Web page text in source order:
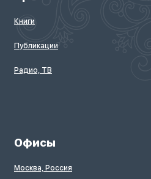
Книги
Публикации
Радио, ТВ
Офисы
Москва, Россия